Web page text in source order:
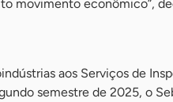
movimento econômico”,
aos Serviços de
semestre de 2025, o